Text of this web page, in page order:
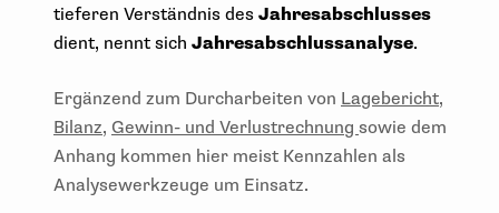
tieferen Verständnis des Jahresabschlusses
dient, nennt sich Jahresabschlussanalyse.
Ergänzend zum Durcharbeiten von Lagebericht,
Bilanz, Gewinn- und Verlustrechnung sowie dem
Anhang kommen hier meist Kennzahlen als
Analysewerkzeuge um Einsatz.